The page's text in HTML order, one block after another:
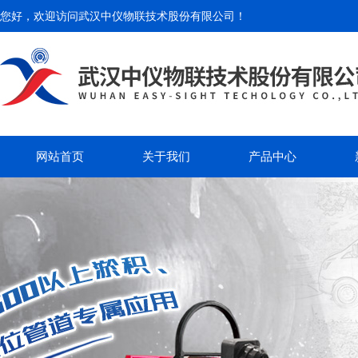
您好，欢迎访问武汉中仪物联技术股份有限公司 ！
网站首页 关于我们 产品中心